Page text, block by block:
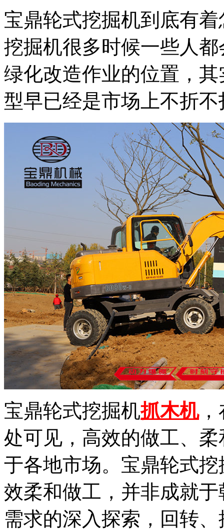
宝鼎轮式挖掘机到底有
挖掘机很多时候一些人
绿化改造作业的位置，
型早已经是市场上不折
宝鼎轮式挖掘机抓木机，
处可见，高效的做工、
于各地市场。宝鼎轮式
效柔和做工，并非成就
需求的深入探索，回转